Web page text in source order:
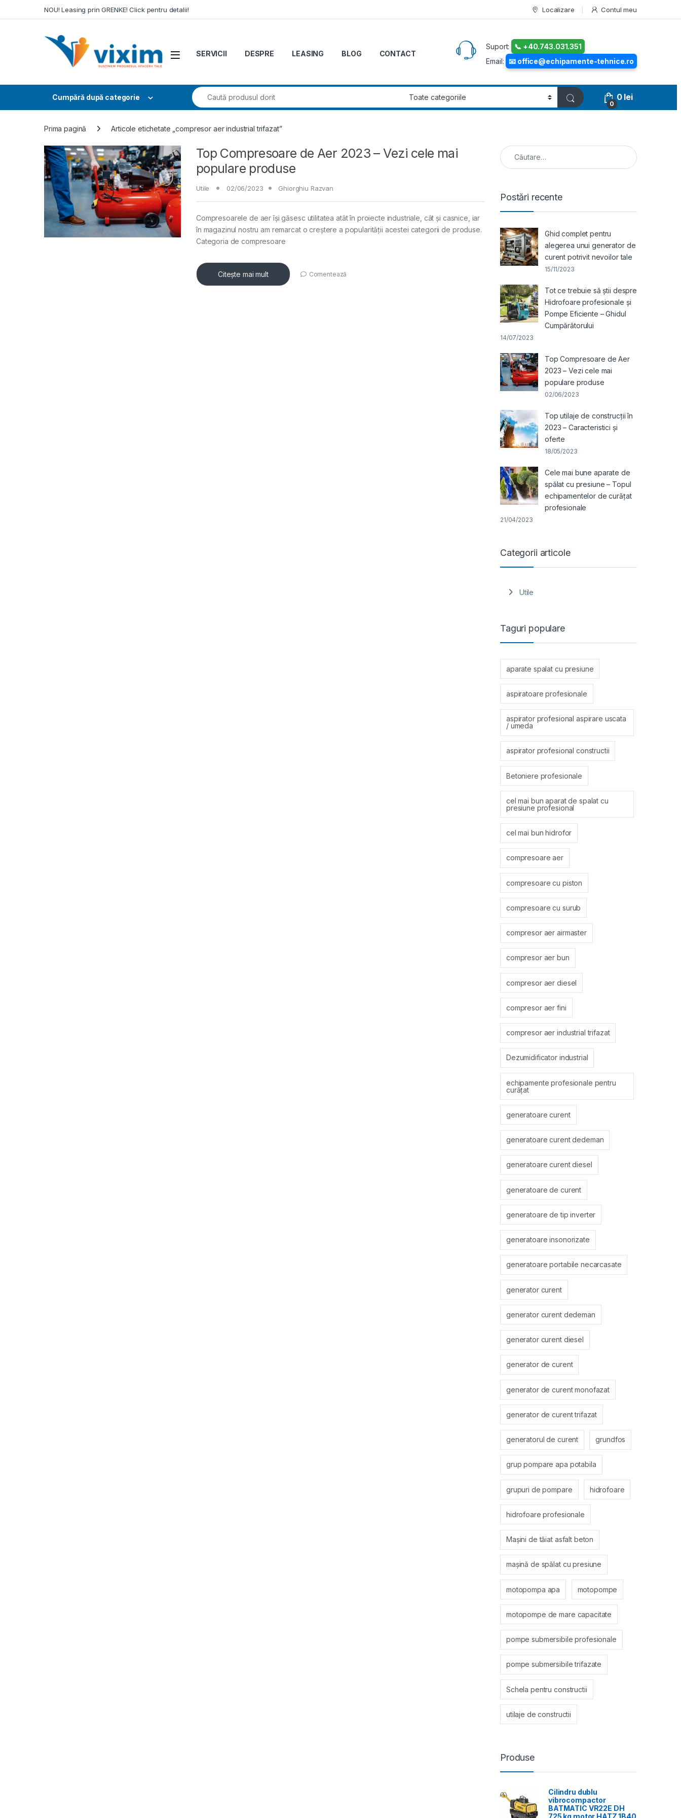
NOU! Leasing prin GRENKE! Click pentru detalii! Localizare Contul meu
SERVICII DESPRE LEASING BLOG CONTACT
Suport:
📞 +40.743.031.351
Email:
📧 office@echipamente-tehnice.ro
Cumpără după categorie
Search for:
0
0 lei
Prima pagină Articole etichetate „compresor aer industrial trifazat”
Top Compresoare de Aer 2023 – Vezi cele mai
populare produse
Utile 02/06/2023 Ghiorghiu Razvan
Compresoarele de aer își găsesc utilitatea atât în proiecte industriale, cât și casnice, iar
în magazinul nostru am remarcat o creștere a popularității acestei categorii de produse.
Categoria de compresoare
Citește mai mult Comentează
Caută după:
Postări recente
Ghid complet pentru
alegerea unui generator de
curent potrivit nevoilor tale
15/11/2023
Tot ce trebuie să știi despre
Hidrofoare profesionale și
Pompe Eficiente – Ghidul
Cumpărătorului
14/07/2023
Top Compresoare de Aer
2023 – Vezi cele mai
populare produse
02/06/2023
Top utilaje de construcții în
2023 – Caracteristici și
oferte
18/05/2023
Cele mai bune aparate de
spălat cu presiune – Topul
echipamentelor de curățat
profesionale
21/04/2023
Categorii articole
Utile
Taguri populare
aparate spalat cu presiune
aspiratoare profesionale
aspirator profesional aspirare uscata
/ umeda
aspirator profesional constructii
Betoniere profesionale
cel mai bun aparat de spalat cu
presiune profesional
cel mai bun hidrofor
compresoare aer
compresoare cu piston
compresoare cu surub
compresor aer airmaster
compresor aer bun
compresor aer diesel
compresor aer fini
compresor aer industrial trifazat
Dezumidificator industrial
echipamente profesionale pentru
curățat
generatoare curent
generatoare curent dedeman
generatoare curent diesel
generatoare de curent
generatoare de tip inverter
generatoare insonorizate
generatoare portabile necarcasate
generator curent
generator curent dedeman
generator curent diesel
generator de curent
generator de curent monofazat
generator de curent trifazat
generatorul de curent grundfos
grup pompare apa potabila
grupuri de pompare hidrofoare
hidrofoare profesionale
Mașini de tăiat asfalt beton
mașină de spălat cu presiune
motopompa apa motopompe
motopompe de mare capacitate
pompe submersibile profesionale
pompe submersibile trifazate
Schela pentru constructii
utilaje de constructii
Produse
Cilindru dublu
vibrocompactor
BATMATIC VR22E DH